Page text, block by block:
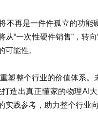
不再是一件件孤立的功
“一次性硬件销售”，转
可能性。
重塑整个行业的价值体系
造出真正懂家的物理AI
践参考，助力整个行业